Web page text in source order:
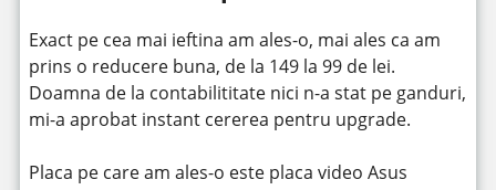
Exact pe cea mai ieftina am ales-o, mai ales ca am
prins o reducere buna, de la 149 la 99 de lei.
Doamna de la contabilititate nici n-a stat pe ganduri,
mi-a aprobat instant cererea pentru upgrade.
Placa pe care am ales-o este placa video Asus